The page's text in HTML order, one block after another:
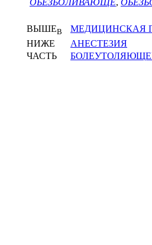
ОБЕЗБОЛИВАЮЩЕ,
ВЫШЕВ
МЕДИЦИНСКАЯ
НИЖЕ
АНЕСТЕЗИЯ
ЧАСТЬ